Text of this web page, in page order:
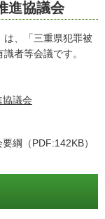
進協議会
、「三重県犯罪被
者等会議です。
協議会
綱（PDF:142KB）